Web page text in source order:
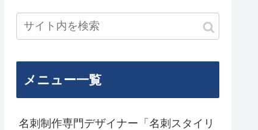
メニュー一覧
名刺制作専門デザイナー「名刺スタイリ